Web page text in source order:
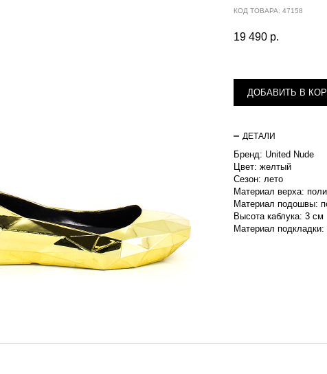
КОД ТОВАРА: 47158
19 490 р.
ДОБАВИТЬ В
ДЕТАЛИ
Бренд: United Nude
Цвет: желтый
Сезон: лето
Материал верха:
Материал подошвы:
Высота каблука: 3 см
Материал